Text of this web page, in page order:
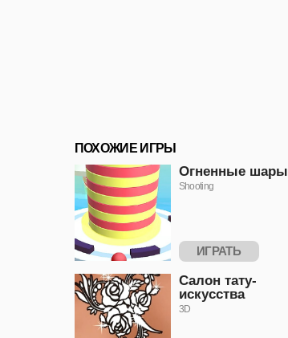
ПОХОЖИЕ ИГРЫ
Огненные шары
Shooting
ИГРАТЬ
Салон тату-
искусства
3D